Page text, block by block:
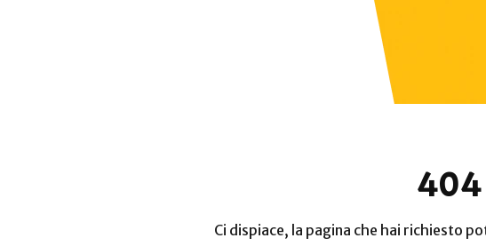
404
Ci dispiace, la pagina che hai richiesto